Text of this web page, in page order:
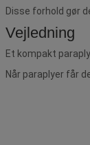
Disse forhold gør
Vejledning
Et kompakt
Når paraplyer får